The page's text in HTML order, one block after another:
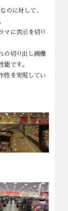
後なのに対して、
す。
ノラマに表示を切り
操作性を実現してい